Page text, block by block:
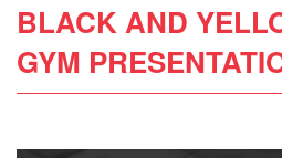
BLACK AND
GYM